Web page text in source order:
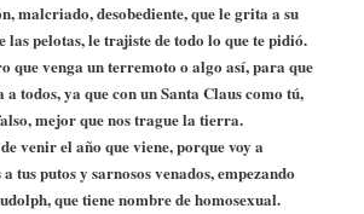
malcriado, desobediente, que le grita a su
las pelotas, le trajiste de todo lo que te pidió.
que venga un terremoto o algo así, para que
todos, ya que con un Santa Claus como tú,
mejor que nos trague la tierra.
venir el año que viene, porque voy a
tus putos y sarnosos venados, empezando
que tiene nombre de homosexual.